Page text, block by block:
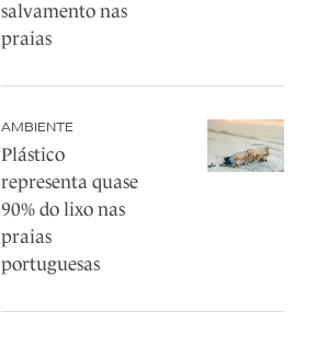
salvamento nas
praias
AMBIENTE
Plástico
representa quase
90% do lixo nas
praias
portuguesas